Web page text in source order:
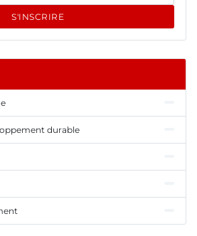
S'INSCRIRE
durable